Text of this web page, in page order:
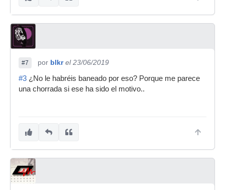
#7 por blkr el 23/06/2019
#3 ¿No le habréis baneado por eso? Porque me parece
una chorrada si ese ha sido el motivo..